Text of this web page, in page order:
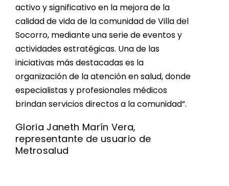
activo y significativo en la mejora de la
calidad de vida de la comunidad de Villa del
Socorro, mediante una serie de eventos y
actividades estratégicas. Una de las
iniciativas más destacadas es la
organización de la atención en salud, donde
especialistas y profesionales médicos
brindan servicios directos a la comunidad”.
Gloria Janeth Marín Vera,
representante de usuario de
Metrosalud